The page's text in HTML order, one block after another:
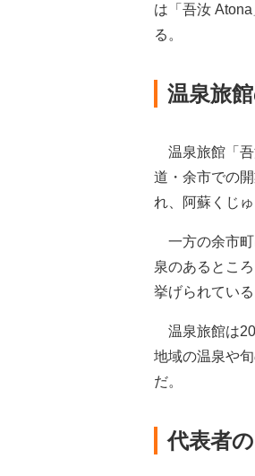
は「吾汝
る。
温泉旅
温泉旅館「吾
道・余市での
れ、阿蘇くじ
一方の余市町
泉のあるとこ
挙げられている
温泉旅館は
地域の温泉や
だ。
代表者